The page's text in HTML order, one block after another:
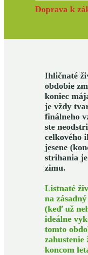
Doprava k
Ihličnaté
obdobie
koniec
je vždy
finálneho
ste
celkového
jesene
strihania
zimu.
Listnaté
na
(keď už
ideálne
tomto
koncom